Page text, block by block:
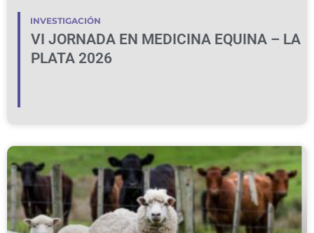
INVESTIGACIÓN
VI JORNADA EN MEDICINA EQUINA – LA
PLATA 2026